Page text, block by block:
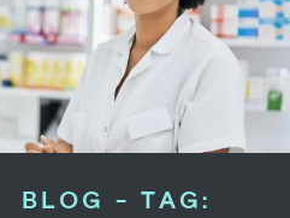
BLOG - TAG: